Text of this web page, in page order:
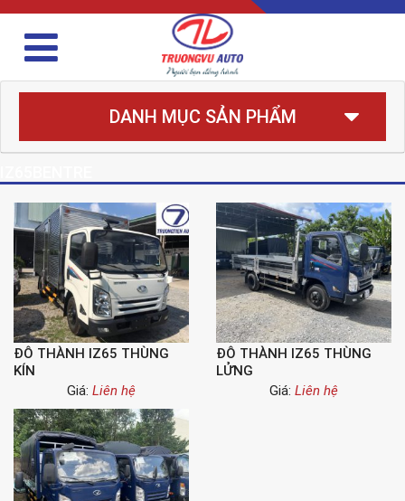
DANH MỤC SẢN PHẨM
ĐÔ THÀNH IZ65 THÙNG
KÍN
Giá: Liên hệ
ĐÔ THÀNH IZ65 THÙNG
LỬNG
Giá: Liên hệ